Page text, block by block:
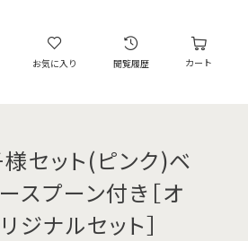
お気に入り 閲覧履歴 カート
セット(ピンク)ベ
スプーン付き［オ
ジナルセット］